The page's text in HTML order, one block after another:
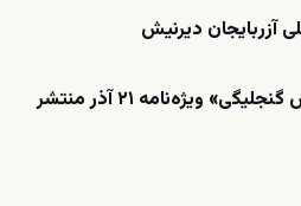
آزربایجان دیرنیش
شماره پنجم نشریه «دیرنیش گنجلیگی» ویژه‌نامه ۲۱ آذر منتشر